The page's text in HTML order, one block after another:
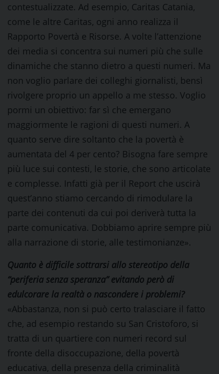
contestualizzate. Ad esempio, Caritas Catania,
come le altre Caritas, ogni anno realizza il
Rapporto Povertà e Risorse. A volte l’attenzione
dei media si concentra sui numeri più che sulle
dinamiche che stanno dietro a questi numeri. Ma
non voglio parlare dei colleghi giornalisti, bensì
rivolgere proprio un appello a me stesso. Voglio
pormi un obiettivo: far sì che emergano
maggiormente le ragioni di questi numeri. A
quanto serve dire soltanto che la povertà è
aumentata del 4 per cento? Bisogna fare sempre
più luce sui contesti, le storie, che sono articolate
e complesse. Infatti già per il Report che uscirà
quest’anno stiamo cercando di rimodulare la
parte dei contenuti da cui poi deriverà tutta la
parte comunicativa. Dobbiamo aprire sempre più
alla narrazione di storie, alle testimonianze».
Quanto è difficile sottrarsi allo stereotipo della
“periferia senza speranza” evitando però di
edulcorare la realtà o nascondere i problemi?
«Abbastanza, non si può certo tralasciare il fatto
che, ad esempio restando su San Cristoforo, si
tratta di un quartiere con numeri record sul
fronte della disoccupazione, della povertà
educativa, della presenza della criminalità